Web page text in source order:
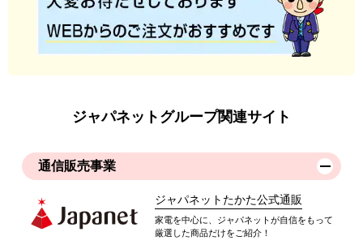
ジャパネットグループ関連サイト
通信販売事業
ジャパネットたかた公式通販
家電を中心に、ジャパネットが自信をもって
厳選した商品だけをご紹介！